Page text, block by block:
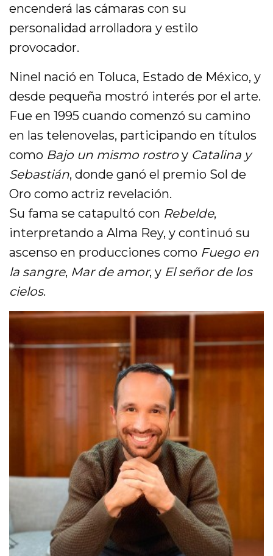
encenderá las cámaras con su
personalidad arrolladora y estilo
provocador.
Ninel nació en Toluca, Estado de México, y
desde pequeña mostró interés por el arte.
Fue en 1995 cuando comenzó su camino
en las telenovelas, participando en títulos
como Bajo un mismo rostroy Catalina y
Sebastián, donde ganó el premio Sol de
Oro como actriz revelación.
Su fama se catapultó con Rebelde,
interpretando a Alma Rey, y continuó su
ascenso en producciones como Fuego en
la sangre, Mar de amor, y El señor de los
cielos.